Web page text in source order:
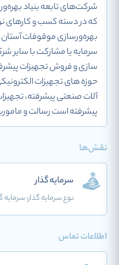
شرکت‌های تابعه بنیاد
که در دسته کسب و کارهای
بهره‌ورسازی موقوفات
سرمایه یا مشارکت با سایر
سازی و فروش تجهیزات
حوزه های تجهیزات
آلات صنعتی پیشرفته،
پیشرفته است رسالت و
نقش‌ها
سرمایه گذار
نوع سرمایه گذار:سرمایه
اطلاعات تماس